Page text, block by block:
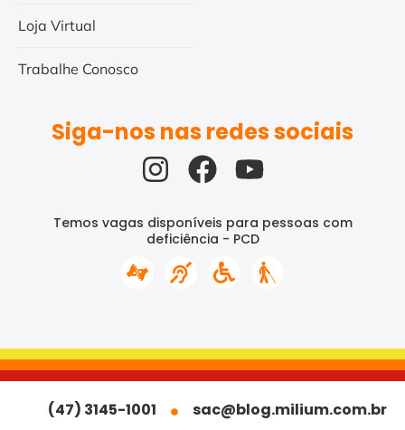
Loja Virtual
Trabalhe Conosco
Siga-nos nas redes sociais
Temos vagas disponíveis para pessoas com
deficiência - PCD
(47) 3145-1001 sac@blog.milium.com.br